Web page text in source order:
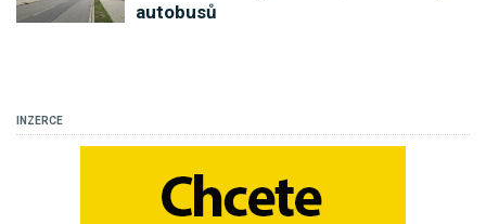
autobusů
INZERCE